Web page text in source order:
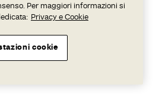
Per maggiori informazioni si
Privacy e Cookie
cookie